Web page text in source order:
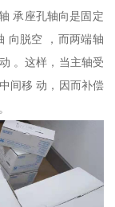
承座孔轴向是固定
向脱空 ，而两端轴
。这样，当主轴受
间移 动，因而补偿